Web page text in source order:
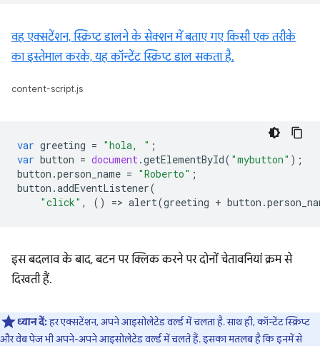
वह एक्सटेंशन, स्क्रिप्ट डालने के सेक्शन में बताए गए किसी एक तरीके
का इस्तेमाल करके, यह कॉन्टेंट स्क्रिप्ट डाल सकता है.
content-script.js
var greeting = "hola, " ;
var button = document.getElementById( "mybutton" );
button .person_name = "Roberto" ;
button .addEventListener(
"click" , () => alert(greeting + button .
इस बदलाव के बाद, बटन पर क्लिक करने पर दोनों चेतावनियां क्रम से
दिखती हैं.
ध्यान दें:हर एक्सटेंशन, अपने आइसोलेटेड वर्ल्ड में चलता है. साथ ही, कॉन्टेंट स्क्रिप्ट
और वेब पेज भी अपने-अपने आइसोलेटेड वर्ल्ड में चलते हैं. इसका मतलब है कि इनमें से